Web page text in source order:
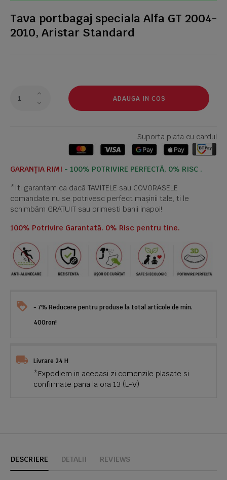
Tava portbagaj speciala Alfa GT 2004-
2010, Aristar Standard
ADAUGA IN COS
Suporta plata cu cardul
GARANȚIA RIMI - 100% POTRIVIRE PERFECTĂ, 0% RISC .
*Iti garantam ca dacă TAVITELE sau COVORASELE
comandate nu se potrivesc perfect mașinii tale, ti le
schimbăm GRATUIT sau primesti banii inapoi!
100% Potrivire Garantată. 0% Risc pentru tine.
- 7% Reducere pentru produse la total articole de min.
400ron!
Livrare 24 H
*Expediem in aceeasi zi comenzile plasate si
confirmate pana la ora 13 (L-V)
DESCRIERE DETALII REVIEWS